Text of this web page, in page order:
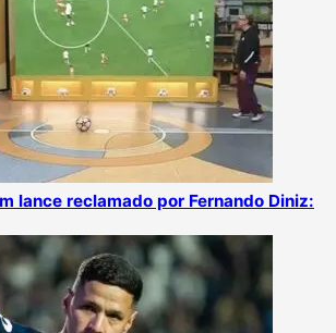
lance reclamado por Fernando Diniz: